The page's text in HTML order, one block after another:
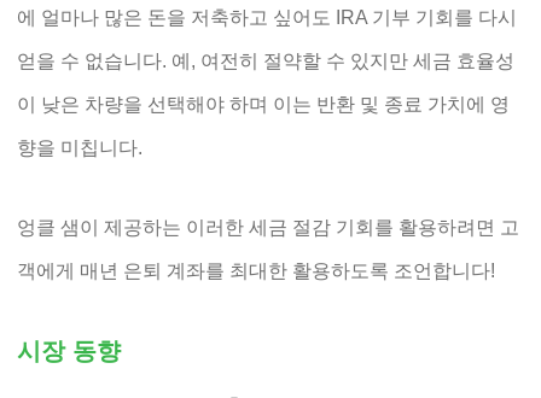
에 얼마나 많은 돈을 저축하고 싶어도 IRA 기부 기회를 다시
얻을 수 없습니다. 예, 여전히 절약할 수 있지만 세금 효율성
이 낮은 차량을 선택해야 하며 이는 반환 및 종료 가치에 영
향을 미칩니다.
엉클 샘이 제공하는 이러한 세금 절감 기회를 활용하려면 고
객에게 매년 은퇴 계좌를 최대한 활용하도록 조언합니다!
시장 동향